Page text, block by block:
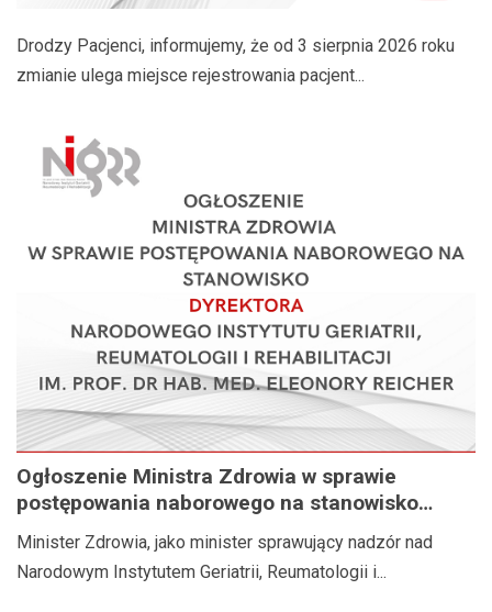
Drodzy Pacjenci, informujemy, że od 3 sierpnia 2026 roku
zmianie ulega miejsce rejestrowania pacjent...
Ogłoszenie Ministra Zdrowia w sprawie
postępowania naborowego na stanowisko
Dyrektora Narodowego Instytutu Geriatrii,
Reumatologii i Rehabilitacji im. prof. dr hab.
med. Eleonory Reicher
Minister Zdrowia, jako minister sprawujący nadzór nad
Narodowym Instytutem Geriatrii, Reumatologii i...